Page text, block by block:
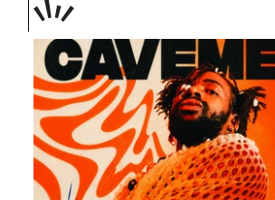
TAGE
STIPP